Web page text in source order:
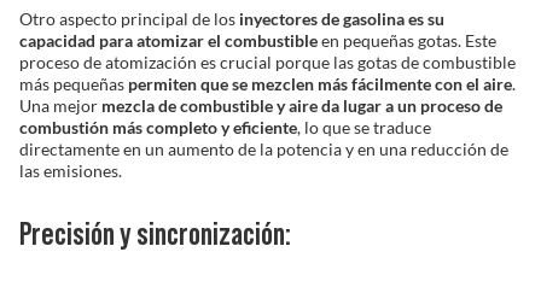
Otro aspecto principal de los inyectores de gasolina es su
capacidad para atomizar el combustibleen pequeñas gotas. Este
proceso de atomización es crucial porque las gotas de combustible
más pequeñas permiten que se mezclen más fácilmente con el aire.
Una mejor mezcla de combustible y aire da lugar a un proceso de
combustión más completo y eficiente, lo que se traduce
directamente en un aumento de la potencia y en una reducción de
las emisiones.
Precisión y sincronización: